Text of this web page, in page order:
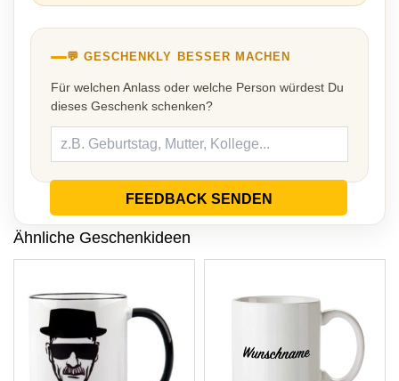
💬 GESCHENKLY BESSER MACHEN
Für welchen Anlass oder welche Person würdest Du
dieses Geschenk schenken?
FEEDBACK SENDEN
Ähnliche Geschenkideen